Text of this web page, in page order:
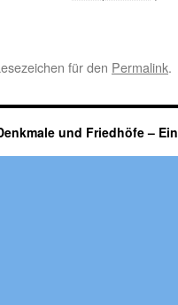
für den Permalink.
und Friedhöfe –